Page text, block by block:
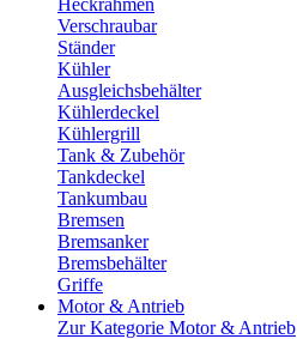
Heckrahmen
Verschraubar
Ständer
Kühler
Ausgleichsbehälter
Kühlerdeckel
Kühlergrill
Tank & Zubehör
Tankdeckel
Tankumbau
Bremsen
Bremsanker
Bremsbehälter
Griffe
Motor & Antrieb
Zur Kategorie Motor & Antrieb